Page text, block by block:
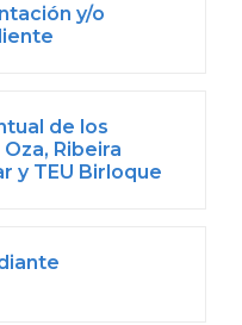
y/o
de los
Ribeira
y TEU Birloque